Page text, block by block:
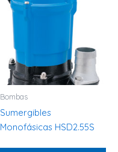
Bombas
Sumergibles
Monofásicas HSD2.55S